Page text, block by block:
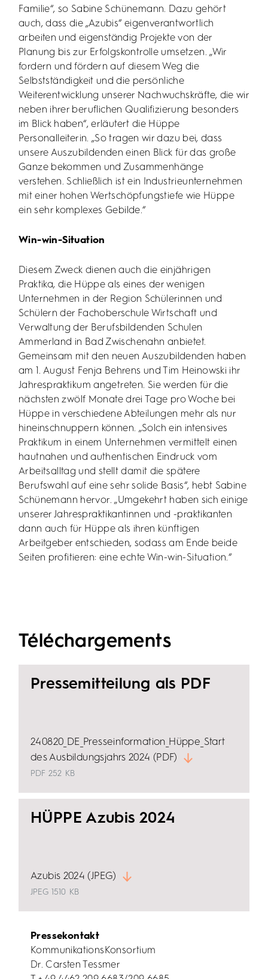
Familie“, so Sabine Schünemann. Dazu gehört
auch, dass die „Azubis“ eigenverantwortlich
arbeiten und eigenständig Projekte von der
Planung bis zur Erfolgskontrolle umsetzen. „Wir
fordern und fördern auf diesem Weg die
Selbstständigkeit und die persönliche
Weiterentwicklung unserer Nachwuchskräfte, die wir
neben ihrer beruflichen Qualifizierung besonders
im Blick haben“, erläutert die Hüppe
Personalleiterin. „So tragen wir dazu bei, dass
unsere Auszubildenden einen Blick für das große
Ganze bekommen und Zusammenhänge
verstehen. Schließlich ist ein Industrieunternehmen
mit einer hohen Wertschöpfungstiefe wie Hüppe
ein sehr komplexes Gebilde.“
Win-win-Situation
Diesem Zweck dienen auch die einjährigen
Praktika, die Hüppe als eines der wenigen
Unternehmen in der Region Schülerinnen und
Schülern der Fachoberschule Wirtschaft und
Verwaltung der Berufsbildenden Schulen
Ammerland in Bad Zwischenahn anbietet.
Gemeinsam mit den neuen Auszubildenden haben
am 1. August Fenja Behrens und Tim Heinowski ihr
Jahrespraktikum angetreten. Sie werden für die
nächsten zwölf Monate drei Tage pro Woche bei
Hüppe in verschiedene Abteilungen mehr als nur
hineinschnuppern können. „Solch ein intensives
Praktikum in einem Unternehmen vermittelt einen
hautnahen und authentischen Eindruck vom
Arbeitsalltag und stellt damit die spätere
Berufswahl auf eine sehr solide Basis“, hebt Sabine
Schünemann hervor. „Umgekehrt haben sich einige
unserer Jahrespraktikantinnen und -praktikanten
dann auch für Hüppe als ihren künftigen
Arbeitgeber entschieden, sodass am Ende beide
Seiten profitieren: eine echte Win-win-Situation.“
Téléchargements
Pressemitteilung als PDF
240820_DE_Presseinformation_Hüppe_Start
des Ausbildungsjahrs 2024 (PDF)
PDF 252 KB
HÜPPE Azubis 2024
Azubis 2024 (JPEG)
JPEG 1510 KB
Pressekontakt
KommunikationsKonsortium
Dr. Carsten Tessmer